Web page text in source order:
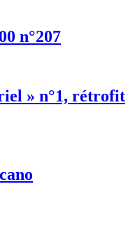
n°207
» n°1, rétrofit